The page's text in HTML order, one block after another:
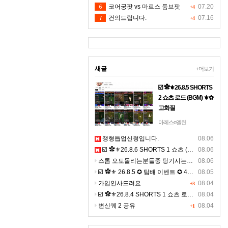
+4 07.20
6 코어궁팟 vs 마르스 둠브팟
+4 07.16
7 건의드립니다.
+더보기
새글
☑️ ✿⚜26.8.5 SHORTS
2 쇼츠 로드 (BGM) ⚜✿
고화질
☞ 아래 링크 주소를 누
보실수 있으며, ☜
https://youtube.com/shorts/
si=b07NOYGgi4I7xq9j◀
클릭 9:16 비율의 4K 숏
아레스o엘린
08.06
쟁형듭업신청입니다.
08.06
☑️ ✿⚜26.8.6 SHORTS 1 쇼츠 (BGM) ⚜✿
08.06
스톰 오토돌리는분들중 팅기시는분있나요 ?ㅠㅠ
08.05
☑️ ✿⚜ 26.8.5 ✪ 팀배 이벤트 ✪ 4K ⚜✿
+3 08.04
가입인사드려요
08.04
☑️ ✿⚜26.8.4 SHORTS 1 쇼츠 로드 (BGM) ⚜✿ 고화질
+1 08.04
변신퀘 2 공유